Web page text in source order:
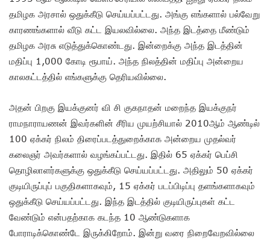
தமிழக அரசால் ஒதுக்கீடு செய்யப்பட்டது. அங்கு எங்களால் பல்வேறு
காரணங்களால் வீடு கட்ட இயலவில்லை. அந்த இடத்தை மீண்டும்
தமிழக அரசு எடுத்துக்கொண்டது. இன்றைக்கு அந்த இடத்தின்
மதிப்பு 1,000 கோடி ரூபாய். அந்த நிலத்தின் மதிப்பு அன்றைய
காலகட்டத்தில் எங்களுக்கு தெரியவில்லை.
அதன் பிறகு இயக்குனர் வி சி குகநாதன் மறைந்த இயக்குநர்
ராமநாராயணன் இவர்களின் சீரிய முயற்சியால் 2010ஆம் ஆண்டில்
100 ஏக்கர் நிலம் திரைப்படத்துறைக்காக அன்றைய முதல்வர்
கலைஞர் அவர்களால் வழங்கப்பட்டது. இதில் 65 ஏக்கர் பெப்சி
தொழிலாளர்களுக்கு ஒதுக்கீடு செய்யப்பட்டது. அதிலும் 50 ஏக்கர்
குடியிருப்புப் பகுதிகளாகவும், 15 ஏக்கர் படப்பிடிப்பு தளங்களாகவும்
ஒதுக்கீடு செய்யப்பட்டது. இந்த இடத்தில் குடியிருப்புகள் கட்ட
வேண்டும் என்பதற்காக கடந்த 10 ஆண்டுகளாக
போராடிக்கொண்டே இருக்கிறோம். இன்று வரை நிறைவேறவில்லை